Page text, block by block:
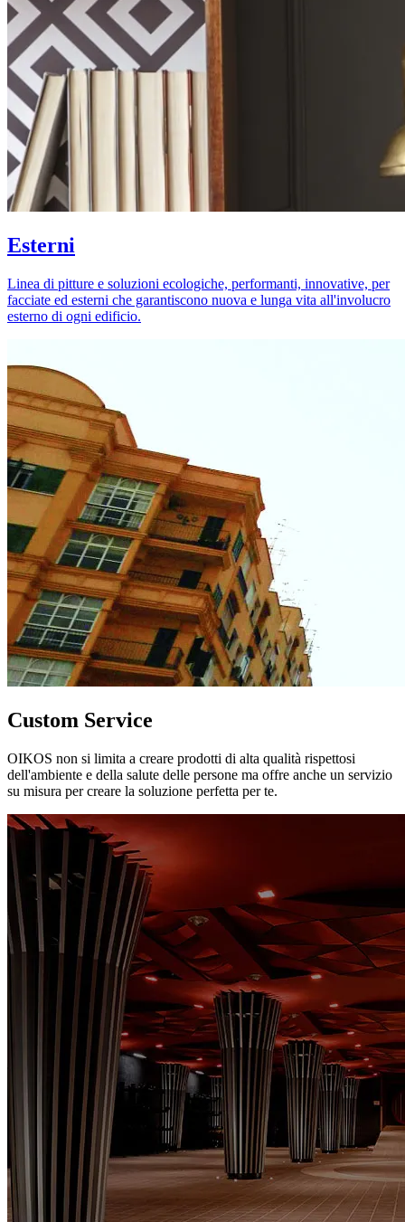
Esterni
Linea di pitture e soluzioni ecologiche, performanti, innovative, per
facciate ed esterni che garantiscono nuova e lunga vita all'involucro
esterno di ogni edificio.
Custom Service
OIKOS non si limita a creare prodotti di alta qualità rispettosi
dell'ambiente e della salute delle persone ma offre anche un servizio
su misura per creare la soluzione perfetta per te.